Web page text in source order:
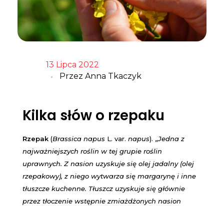
13 Lipca 2022
Przez Anna Tkaczyk
Kilka słów o rzepaku
Rzepak (Brassica napus L. var. napus). „Jedna z
najważniejszych roślin w tej grupie roślin
uprawnych. Z nasion uzyskuje się olej jadalny (olej
rzepakowy), z niego wytwarza się margarynę i inne
tłuszcze kuchenne. Tłuszcz uzyskuje się głównie
przez tłoczenie wstępnie zmiażdżonych nasion